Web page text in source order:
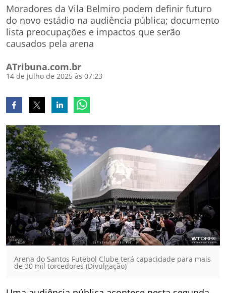
Moradores da Vila Belmiro podem definir futuro
do novo estádio na audiência pública; documento
lista preocupações e impactos que serão
causados pela arena
ATribuna.com.br
14 de julho de 2025 às 07:23
Arena do Santos Futebol Clube terá capacidade para mais
de 30 mil torcedores (Divulgação)